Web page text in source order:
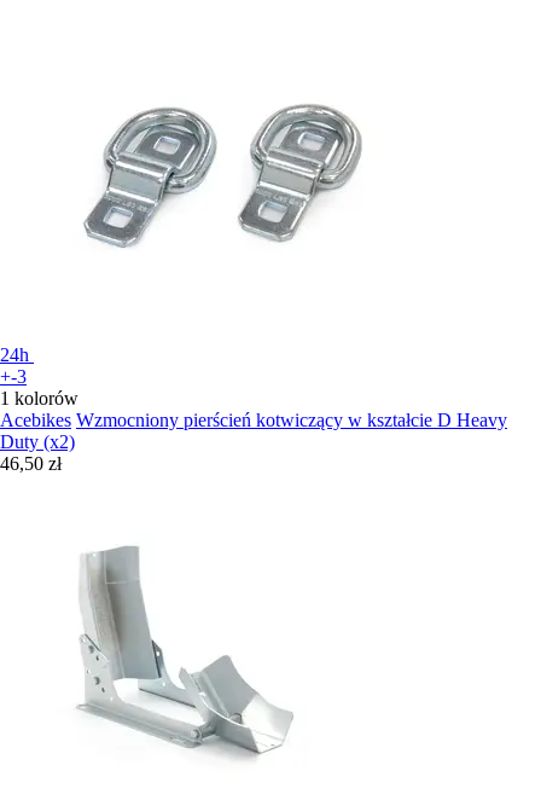
24h
+-3
1 kolorów
Acebikes Wzmocniony pierścień kotwiczący w kształcie D Heavy
Duty (x2)
46,50 zł